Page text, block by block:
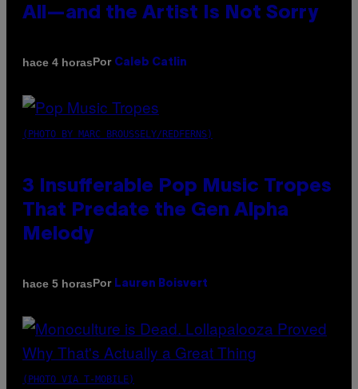
All—and the Artist Is Not Sorry
hace 4 horasPor Caleb Catlin
(PHOTO BY MARC BROUSSELY/REDFERNS)
3 Insufferable Pop Music Tropes
That Predate the Gen Alpha
Melody
hace 5 horasPor Lauren Boisvert
(PHOTO VIA T-MOBILE)